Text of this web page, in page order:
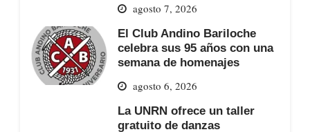
agosto 7, 2026
El Club Andino Bariloche
celebra sus 95 años con una
semana de homenajes
agosto 6, 2026
La UNRN ofrece un taller
gratuito de danzas